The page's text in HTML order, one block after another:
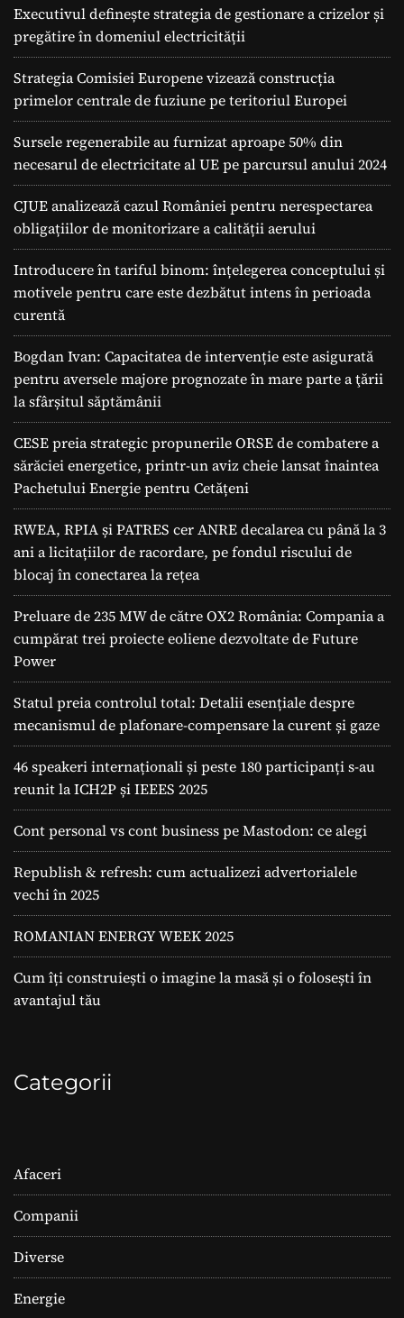
Executivul definește strategia de gestionare a crizelor și
pregătire în domeniul electricității
Strategia Comisiei Europene vizează construcția
primelor centrale de fuziune pe teritoriul Europei
Sursele regenerabile au furnizat aproape 50% din
necesarul de electricitate al UE pe parcursul anului 2024
CJUE analizează cazul României pentru nerespectarea
obligațiilor de monitorizare a calității aerului
Introducere în tariful binom: înțelegerea conceptului și
motivele pentru care este dezbătut intens în perioada
curentă
Bogdan Ivan: Capacitatea de intervenție este asigurată
pentru aversele majore prognozate în mare parte a ţării
la sfârșitul săptămânii
CESE preia strategic propunerile ORSE de combatere a
sărăciei energetice, printr-un aviz cheie lansat înaintea
Pachetului Energie pentru Cetățeni
RWEA, RPIA și PATRES cer ANRE decalarea cu până la 3
ani a licitațiilor de racordare, pe fondul riscului de
blocaj în conectarea la rețea
Preluare de 235 MW de către OX2 România: Compania a
cumpărat trei proiecte eoliene dezvoltate de Future
Power
Statul preia controlul total: Detalii esențiale despre
mecanismul de plafonare-compensare la curent și gaze
46 speakeri internaționali și peste 180 participanți s-au
reunit la ICH2P și IEEES 2025
Cont personal vs cont business pe Mastodon: ce alegi
Republish & refresh: cum actualizezi advertorialele
vechi în 2025
ROMANIAN ENERGY WEEK 2025
Cum îți construiești o imagine la masă și o folosești în
avantajul tău
Categorii
Afaceri
Companii
Diverse
Energie